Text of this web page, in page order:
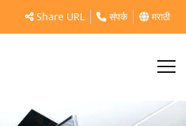
Share URL संपर्क मराठी
140555/